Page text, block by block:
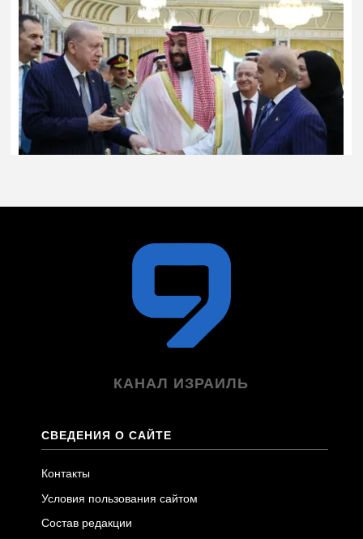
КАНАЛ ИЗРАИЛЬ
СВЕДЕНИЯ О САЙТЕ
Контакты
Условия пользования сайтом
Состав редакции